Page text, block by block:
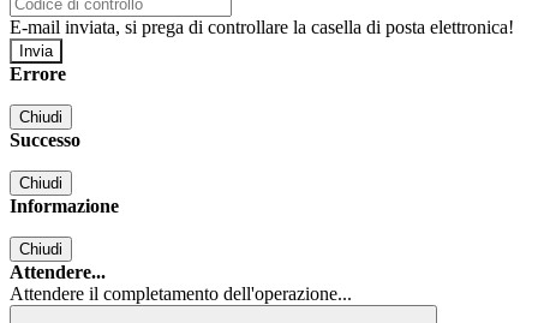
E-mail inviata, si prega di controllare la casella di posta elettronica!
Errore
Chiudi
Successo
Chiudi
Informazione
Chiudi
Attendere...
Attendere il completamento dell'operazione...